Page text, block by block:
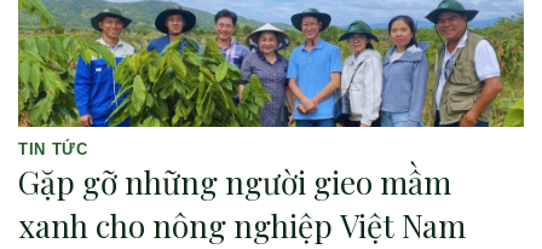
TIN TỨC
Gặp gỡ những người gieo mầm
xanh cho nông nghiệp Việt Nam